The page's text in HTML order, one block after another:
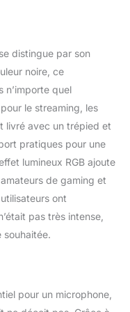
Cours en
pour un
Fidélité.
pop
du bruit,
élimine les
studio
&
en
(Chat clair en
& Contrôle
Mac avec
et
passe au
Long press =
distingue par son
noire, ce
n’importe quel
le streaming, les
livré avec un trépied et
pratiques pour une
lumineux RGB ajoute
de gaming et
ont
pas très intense,
souhaitée.
pour un microphone,